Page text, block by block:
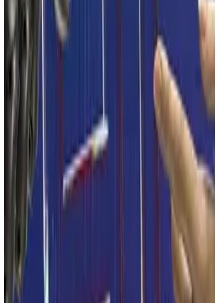
Maltodextrin eine zusammengesetzte Zutat entsteht, deren
Bestandteile – und damit auch das Maltodextrin – im
Enderzeugnis einzeln im Zutatenverzeichnis aufgeführt
werden müssen. Maltodextrin ist somit kein Trägerstoff im
Sinne der Definition. Diese Entscheidung kann auch für
(Bio-)Backwaren und die Verwendung von Glycerin als
Feuchthaltemittel und als Trägerstoff bei Pflanzenextrakten
und Aromen von Bedeutung sein. Die Einstufung von
Erzeugnissen als Lebensmittel versus Non-Food erläuterte
Struck am Beispiel von muscimol-
Mehl
CO2 Conversion Into Thermoplastic Starch By The
Microalga Chlorella vulgaris
Thermoplastic starch (TPS) is a biodegradable plastic used in
packaging. It is currently made from food crops such as maize
source, as they can achieve high yields while growing on non-
arable land, reducing competition with food production.
Gatien Fleury · 12 min
vor 2 Wochen